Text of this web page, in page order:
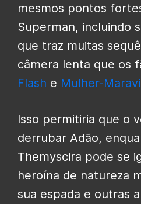
mesmos pontos
Superman, incluindo
que traz muitas
câmera lenta que os
Flash e Mulher-
Isso permitiria que o
derrubar Adão,
Themyscira pode se
heroína de natureza
sua espada e outras